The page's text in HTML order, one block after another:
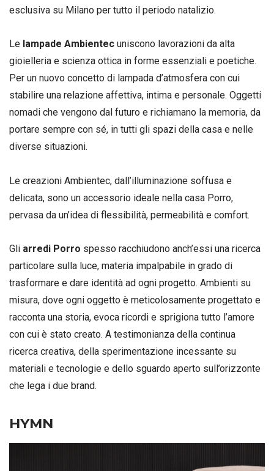
esclusiva su Milano per tutto il periodo natalizio.
Le lampade Ambientec uniscono lavorazioni da alta
gioielleria e scienza ottica in forme essenziali e poetiche.
Per un nuovo concetto di lampada d’atmosfera con cui
stabilire una relazione affettiva, intima e personale. Oggetti
nomadi che vengono dal futuro e richiamano la memoria, da
portare sempre con sé, in tutti gli spazi della casa e nelle
diverse situazioni.
Le creazioni Ambientec, dall’illuminazione soffusa e
delicata, sono un accessorio ideale nella casa Porro,
pervasa da un’idea di flessibilità, permeabilità e comfort.
Gli arredi Porro spesso racchiudono anch’essi una ricerca
particolare sulla luce, materia impalpabile in grado di
trasformare e dare identità ad ogni progetto. Ambienti su
misura, dove ogni oggetto è meticolosamente progettato e
racconta una storia, evoca ricordi e sprigiona tutto l’amore
con cui è stato creato. A testimonianza della continua
ricerca creativa, della sperimentazione incessante su
materiali e tecnologie e dello sguardo aperto sull’orizzonte
che lega i due brand.
HYMN